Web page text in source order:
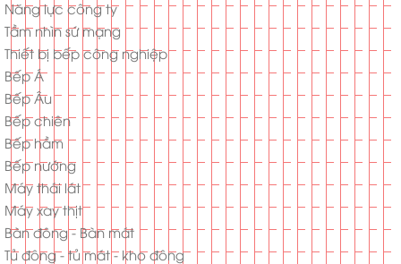
Năng lực công ty
Tầm nhìn sứ mạng
Thiết bị bếp công nghiệp
Bếp Á
Bếp Âu
Bếp chiên
Bếp hầm
Bếp nướng
Máy thái lát
Máy xay thịt
Bàn đông - Bàn mát
Tủ đông - tủ mát - kho đông